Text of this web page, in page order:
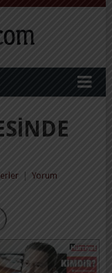
Yorum